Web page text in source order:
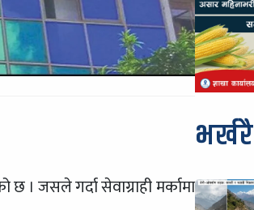
जसले गर्दा सेवाग्राही मर्कामा
भर्खरै